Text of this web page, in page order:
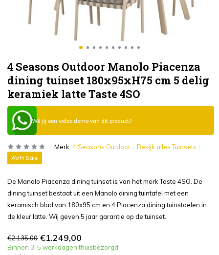
4 Seasons Outdoor Manolo Piacenza
dining tuinset 180x95xH75 cm 5 delig
keramiek latte Taste 4SO
Wil jij een video demo van dit product?
Merk: 4 Seasons Outdoor Bekijk alles Tuinsets
AVH Sale
De Manolo Piacenza dining tuinset is van het merk Taste 4SO. De
dining tuinset bestaat uit een Manolo dining tuintafel met een
keramisch blad van 180x95 cm en 4 Piacenza dining tuinstoelen in
de kleur latte. Wij geven 5 jaar garantie op de tuinset.
€2.135,00 €1.249,00
Binnen 3-5 werkdagen thuisbezorgd